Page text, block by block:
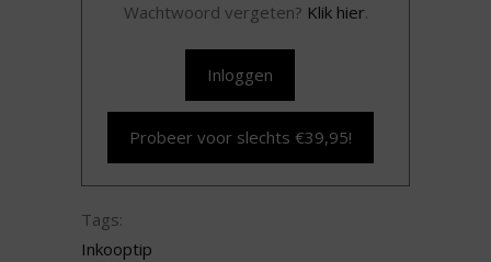
Wachtwoord vergeten? Klik hier.
Inloggen
Probeer voor slechts €39,95!
Tags:
Inkooptip